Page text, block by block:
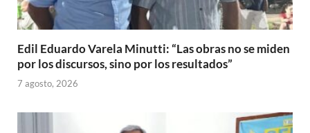
Edil Eduardo Varela Minutti: “Las obras no se miden
por los discursos, sino por los resultados”
7 agosto, 2026